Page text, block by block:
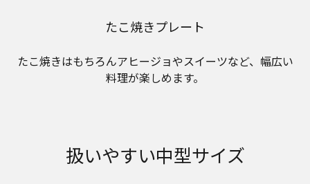
たこ焼きプレート
たこ焼きはもちろんアヒージョやスイーツなど、幅広い
料理が楽しめます。
扱いやすい中型サイズ